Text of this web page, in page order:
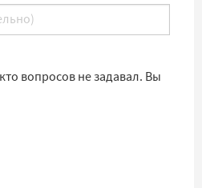
вопросов не задавал. Вы